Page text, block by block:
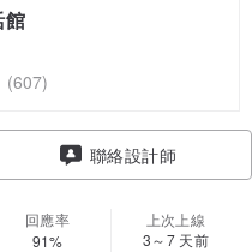
館
(607)
聯絡設計師
回應率
91%
上次上線
3～7 天前